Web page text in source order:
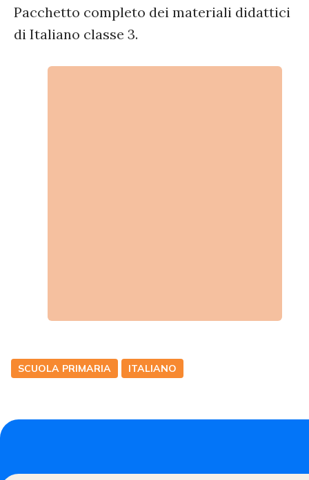
Pacchetto completo dei materiali didattici
di Italiano classe 3.
SCUOLA PRIMARIA ITALIANO